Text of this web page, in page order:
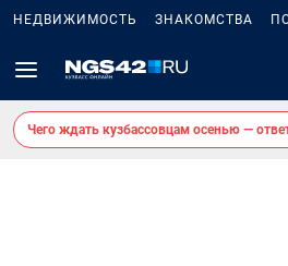
НЕДВИЖИМОСТЬ ЗНАКОМСТВА
Чего ждать кузбассовцам осенью —